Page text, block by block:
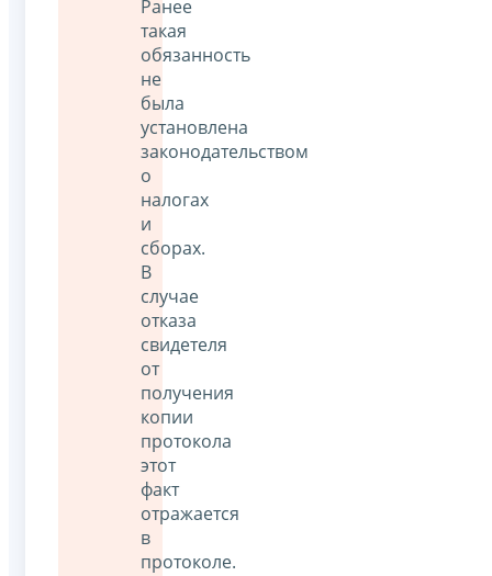
Ранее
такая
обязанность
не
была
установлена
законодательством
о
налогах
и
сборах.
В
случае
отказа
свидетеля
от
получения
копии
протокола
этот
факт
отражается
в
протоколе.